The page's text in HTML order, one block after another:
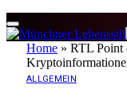
Home » RTL Point
ALLGEMEIN